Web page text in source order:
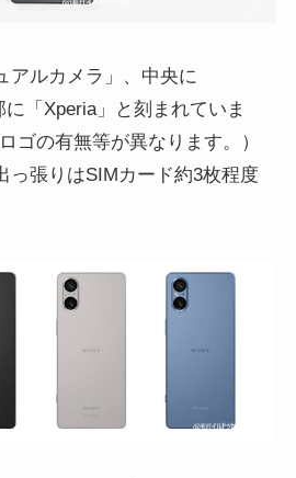
アルカメラ」、中央に
に「Xperia」と刻まれていま
ゴの有無等が異なります。）
っ張りはSIMカード約3枚程度